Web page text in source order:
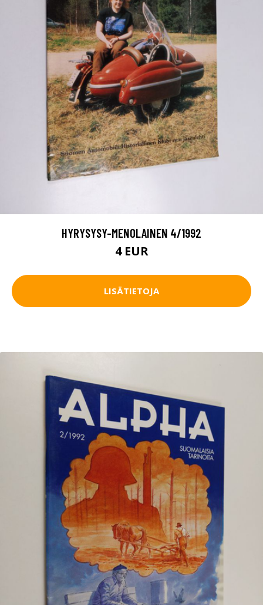
HYRYSYSY-MENOLAINEN 4/1992
4 EUR
LISÄTIETOJA